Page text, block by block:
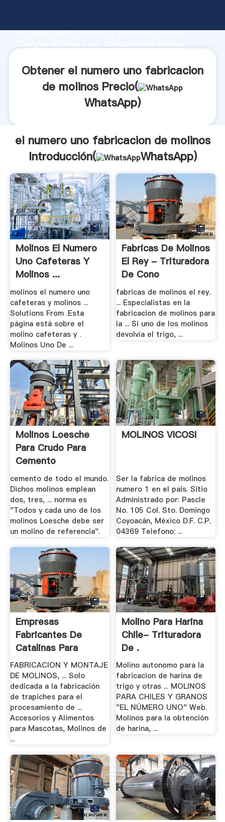
de investigación avanzada y excelente servicio,
clientes.
Obtener el numero uno fabricacion
de molinos Precio(
WhatsApp)
el numero uno fabricacion de molinos
Introducción(
WhatsApp)
Molinos El Numero
Uno Cafeteras Y
Molinos ...
molinos el numero uno
cafeteras y molinos ...
Solutions From .Esta
página está sobre el
molino cafeteras y .
Molinos Uno De ...
Fabricas De Molinos
El Rey - Trituradora
De Cono
fabricas de molinos el rey.
... Especialistas en la
fabricacion de molinos para
la ... Si uno de los molinos
devolvía el trigo, ...
Molinos Loesche
Para Crudo Para
Cemento
cemento de todo el mundo.
Dichos molinos emplean
dos, tres, ... norma es
"Todos y cada uno de los
molinos Loesche debe ser
un molino de referencia".
MOLINOS VICOSI
Ser la fabrica de molinos
numero 1 en el pais. Sitio
Administrado por: Pascle
No. 105 Col. Sto. Domingo
Coyoacán, México D.F. C.P.
04369 Telefono: ...
Empresas
Fabricantes De
Catalinas Para
Molinos .
FABRICACION Y MONTAJE
DE MOLINOS, ... Solo
dedicada a la fabricación
de trapiches para el
procesamiento de ...
Accesorios y Alimentos
para Mascotas, Molinos de
...
Molino Para Harina
Chile- Trituradora
De .
Molino autonomo para la
fabricacion de harina de
trigo y otras ... MOLINOS
PARA CHILES Y GRANOS
"EL NÚMERO UNO" Web.
Molinos para la obtención
de harina, ...